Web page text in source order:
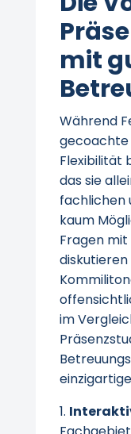
mit
Während
Flexibilität
das sie
fachlichen
kaum
Fragen mit
im